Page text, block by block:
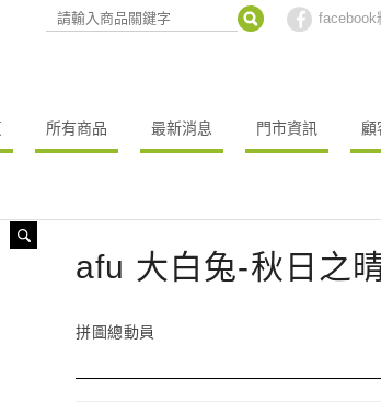
facebook
所有商品 最新消息 門市資訊 顧
afu 大白兔-秋日之
拼圖總動員